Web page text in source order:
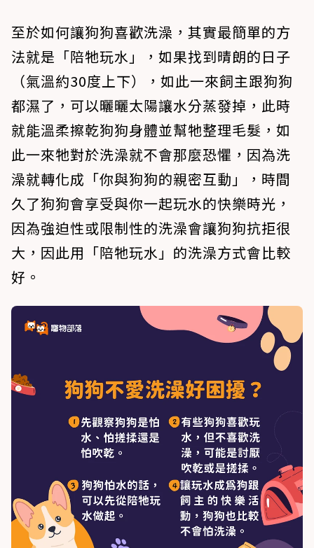
至於如何讓狗狗喜歡洗澡，其實最簡單的方
法就是「陪牠玩水」，如果找到晴朗的日子
（氣溫約30度上下），如此一來飼主跟狗狗
都濕了，可以曬曬太陽讓水分蒸發掉，此時
就能溫柔擦乾狗狗身體並幫牠整理毛髮，如
此一來牠對於洗澡就不會那麼恐懼，因為洗
澡就轉化成「你與狗狗的親密互動」，時間
久了狗狗會享受與你一起玩水的快樂時光，
因為強迫性或限制性的洗澡會讓狗狗抗拒很
大，因此用「陪牠玩水」的洗澡方式會比較
好。